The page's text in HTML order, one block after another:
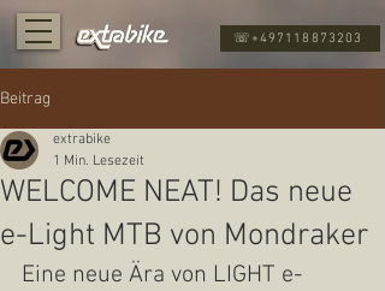
☏+497118873203
Beitrag
WELCOME NEAT! Das neue
e-Light MTB von Mondraker
extrabike
1 Min. Lesezeit
Eine neue Ära von LIGHT e-